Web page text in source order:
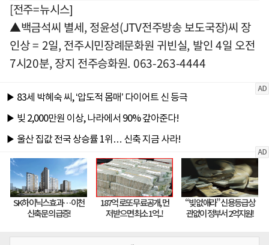
[전주=뉴시스]
▲백금석씨 별세, 정윤성(JTV전주방송 보도국장)씨 장
인상 = 2일, 전주시민장례문화원 귀빈실, 발인 4일 오전
7시20분, 장지 전주승화원. 063-263-4444